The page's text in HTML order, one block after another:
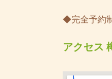
◆完全予約
アクセス